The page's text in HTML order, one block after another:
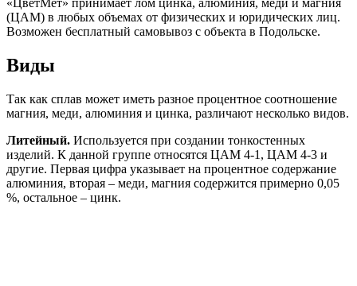
(ЦАМ) в любых объемах от физических и юридических лиц.
Возможен бесплатный самовывоз с объекта в Подольске.
Виды
Так как сплав может иметь разное процентное соотношение
магния, меди, алюминия и цинка, различают несколько видов.
Литейный. Используется при создании тонкостенных
изделий. К данной группе относятся ЦАМ 4-1, ЦАМ 4-3 и
другие. Первая цифра указывает на процентное содержание
алюминия, вторая – меди, магния содержится примерно 0,05
%, остальное – цинк.